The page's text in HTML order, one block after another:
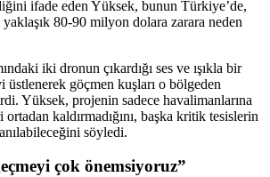
ifade eden Yüksek, bunun Türkiye’de,
yaklaşık 80-90 milyon dolara zarara neden
iki dronun çıkardığı ses ve ışıkla bir
üstlenerek göçmen kuşları o bölgeden
Yüksek, projenin sadece havalimanlarına
ortadan kaldırmadığını, başka kritik tesislerin
söyledi.
çok önemsiyoruz”